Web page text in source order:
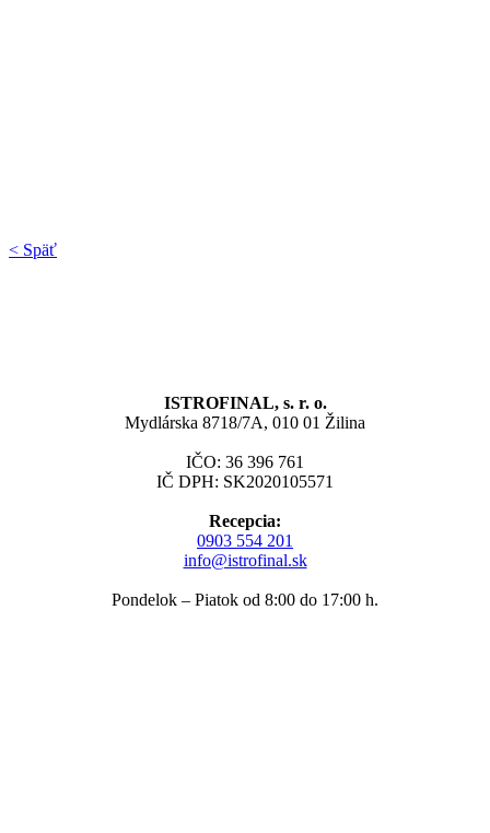
< Späť
ISTROFINAL, s. r. o.
Mydlárska 8718/7A, 010 01 Žilina
IČO: 36 396 761
IČ DPH: SK2020105571
Recepcia:
0903 554 201
info@istrofinal.sk
Pondelok – Piatok od 8:00 do 17:00 h.